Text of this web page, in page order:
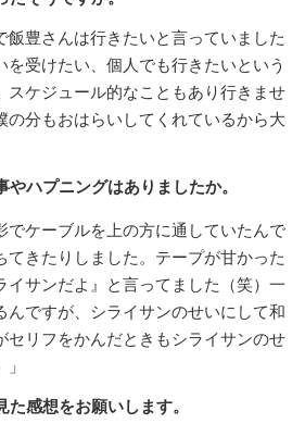
飯豊さんは行きたいと言っていました
を受けたい、個人でも行きたいという
スケジュール的なこともあり行きませ
の分もおはらいしてくれているから大
ハプニングはありましたか。
でケーブルを上の方に通していたんで
てきたりしました。テープが甘かった
イサンだよ』と言ってました（笑）一
んですが、シライサンのせいにして和
セリフをかんだときもシライサンのせ
感想をお願いします。